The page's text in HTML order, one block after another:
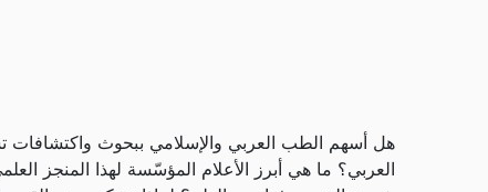
هل أسهم الطب العربي والإسلامي ببحوث
العربي؟ ما هي أبرز الأعلام المؤسّسة لهذا المنجز